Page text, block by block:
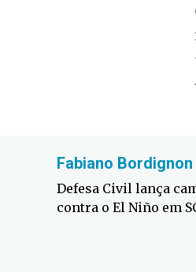
Fabiano Bordignon
Defesa Civil lança
contra o El Niño em